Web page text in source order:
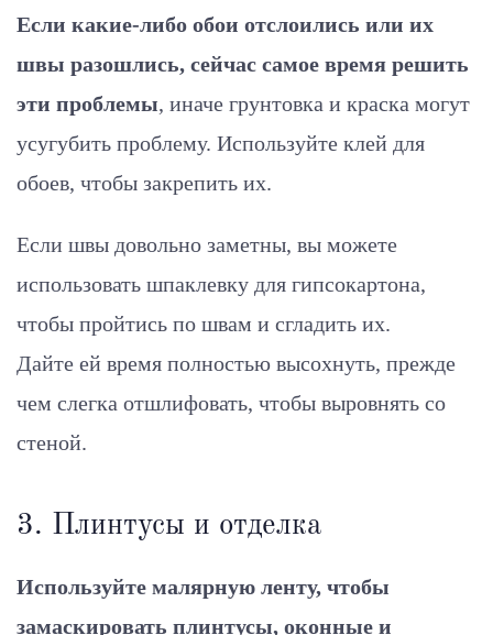
Если какие-либо обои отслоились или их
швы разошлись, сейчас самое время решить
эти проблемы, иначе грунтовка и краска могут
усугубить проблему. Используйте клей для
обоев, чтобы закрепить их.
Если швы довольно заметны, вы можете
использовать шпаклевку для гипсокартона,
чтобы пройтись по швам и сгладить их.
Дайте ей время полностью высохнуть, прежде
чем слегка отшлифовать, чтобы выровнять со
стеной.
3. Плинтусы и отделка
Используйте малярную ленту, чтобы
замаскировать плинтусы, оконные и